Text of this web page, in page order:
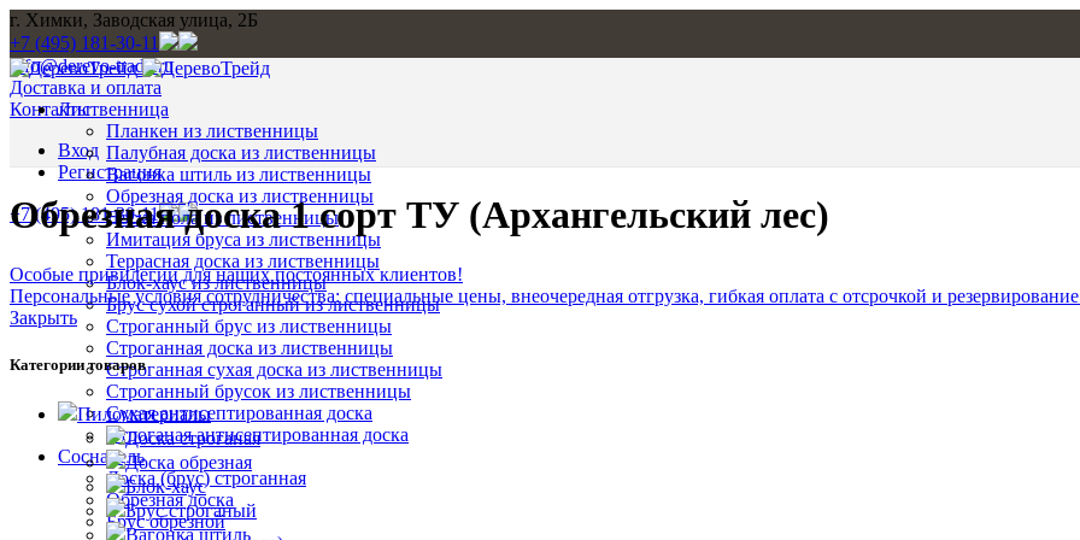
г. Химки, Заводская улица, 2Б
+7 (495) 181-30-11
info@derevo-trade.ru
Доставка и оплата
Контакты
Вход
Регистрация
+7 (495) 181-30-11
Лиственница
Планкен из лиственницы
Палубная доска из лиственницы
Вагонка штиль из лиственницы
Обрезная доска из лиственницы
Доска пола из лиственницы
Имитация бруса из лиственницы
Террасная доска из лиственницы
Блок-хаус из лиственницы
Брус сухой строганный из лиственницы
Строганный брус из лиственницы
Строганная доска из лиственницы
Строганная сухая доска из лиственницы
Строганный брусок из лиственницы
Сухая антисептированная доска
Строганая антисептированная доска
Сосна, ель
Доска (брус) строганная
Обрезная доска
Брус обрезной
Обрезная доска 1 сорт ТУ (Архангельский лес)
Особые привилегии для наших постоянных клиентов!
Персональные условия сотрудничества: специальные цены, внеочередная отгрузка, гибкая оплата с отсрочкой и
Закрыть
Категории товаров
Пиломатериалы
Доска строганая
Доска обрезная
Блок-хаус
Брус строганый
Вагонка штиль